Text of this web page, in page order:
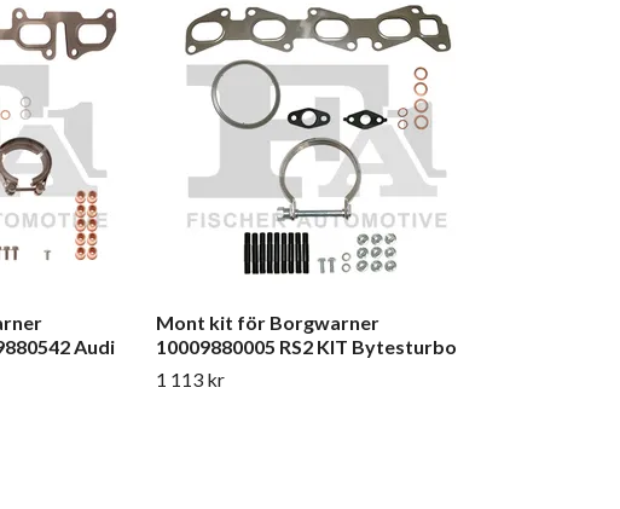
Audi
Mont kit för Borgwarner
10009880005 RS2 KIT Bytesturbo
1 113 kr